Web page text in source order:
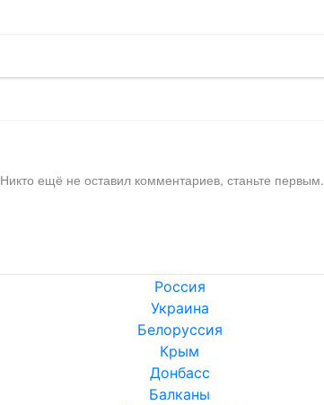
Никто ещё не оставил комментариев, станьте первым.
Россия
Украина
Белоруссия
Крым
Донбасс
Балканы